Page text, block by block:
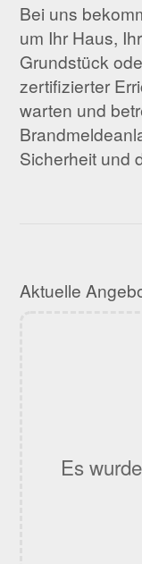
Bei uns
um Ihr Haus,
Grundstück
zertifizierter
warten und
Sicherheit und
Aktuelle
Es